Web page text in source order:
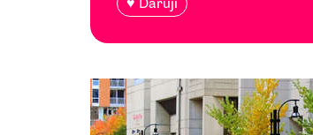
♥ Daruji